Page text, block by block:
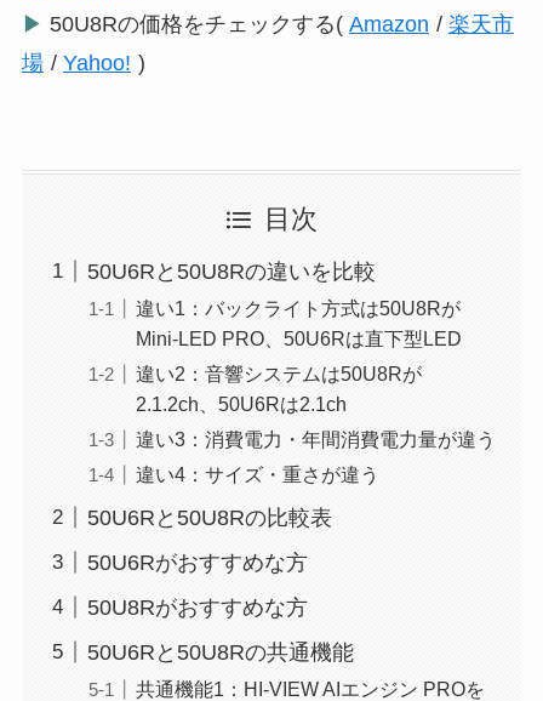
▶ 50U8Rの価格をチェックする( Amazon / 楽天市
場 / Yahoo! )
目次
50U6Rと50U8Rの違いを比較
違い1：バックライト方式は50U8Rが
Mini-LED PRO、50U6Rは直下型LED
違い2：音響システムは50U8Rが
2.1.2ch、50U6Rは2.1ch
違い3：消費電力・年間消費電力量が違う
違い4：サイズ・重さが違う
50U6Rと50U8Rの比較表
50U6Rがおすすめな方
50U8Rがおすすめな方
50U6Rと50U8Rの共通機能
共通機能1：HI-VIEW AIエンジン PROを